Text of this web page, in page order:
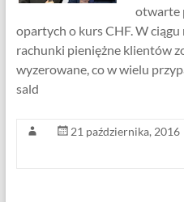
otwarte
opartych o kurs CHF. W
rachunki pieniężne klientów
wyzerowane, co w wielu
sald
21 października, 2016